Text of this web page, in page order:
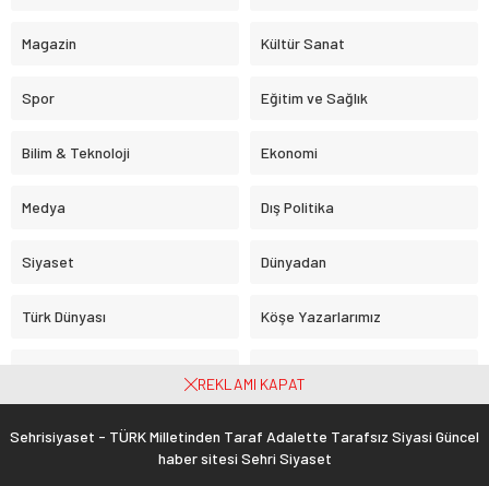
Magazin Kültür Sanat
Spor Eğitim ve Sağlık
Bilim & Teknoloji Ekonomi
Medya Dış Politika
Siyaset Dünyadan
Türk Dünyası Köşe Yazarlarımız
Sehrisiyaset - TÜRK Milletinden Taraf Adalette Tarafsız Siyasi Güncel
haber sitesi Sehri Siyaset
REKLAMI KAPAT